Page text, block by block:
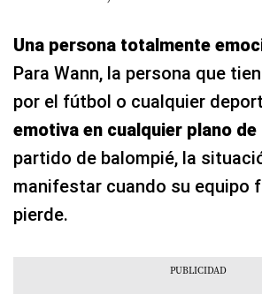
Una persona totalmente
Para Wann, la persona que
por el fútbol o cualquier
emotiva en cualquier plano de
partido de balompié, la
manifestar cuando su equipo
pierde.